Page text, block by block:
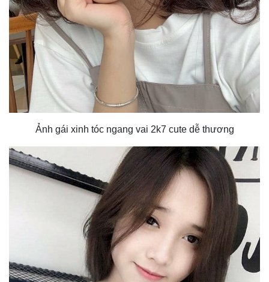
Ảnh gái xinh tóc ngang vai 2k7 cute dễ thương